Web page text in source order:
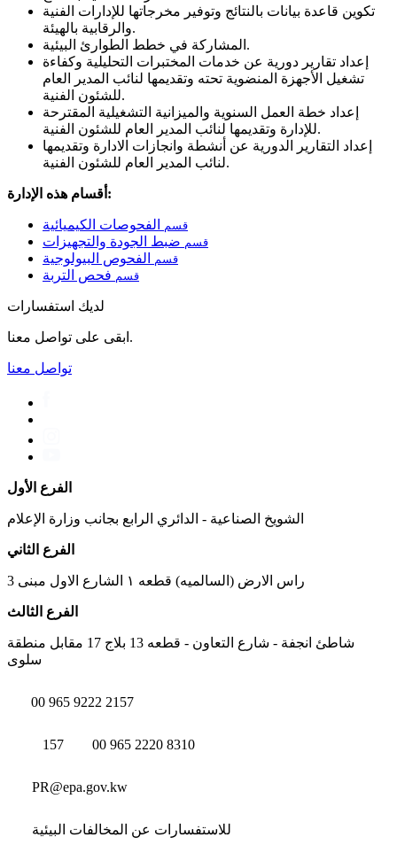
تكوين قاعدة بيانات بالنتائج وتوفير مخرجاتها للإدارات الفنية
والرقابية بالهيئة.
المشاركة في خطط الطوارئ البيئية.
إعداد تقارير دورية عن خدمات المختبرات التحليلية وكفاءة
تشغيل الأجهزة المنضوية تحته وتقديمها لنائب المدير العام
للشئون الفنية.
إعداد خطة العمل السنوية والميزانية التشغيلية المقترحة
للإدارة وتقديمها لنائب المدير العام للشئون الفنية.
إعداد التقارير الدورية عن أنشطة وانجازات الادارة وتقديمها
لنائب المدير العام للشئون الفنية.
أقسام هذه الإدارة:
قسم الفحوصات الكيميائية
قسم ضبط الجودة والتجهيزات
قسم الفحوص البيولوجية
قسم فحص التربة
لديك استفسارات
ابقى على تواصل معنا.
تواصل معنا
الفرع الأول
الشويخ الصناعية - الدائري الرابع بجانب وزارة الإعلام
الفرع الثاني
راس الارض (السالميه) قطعه ١ الشارع الاول مبنى 3
الفرع الثالث
شاطئ انجفة - شارع التعاون - قطعه 13 بلاج 17 مقابل منطقة
سلوى
00 965 9222 2157
157 00 965 2220 8310
PR@epa.gov.kw
للاستفسارات عن المخالفات البيئية